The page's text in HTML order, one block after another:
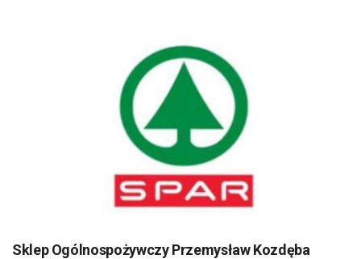
Sklep Ogólnospożywczy Przemysław Kozdęba